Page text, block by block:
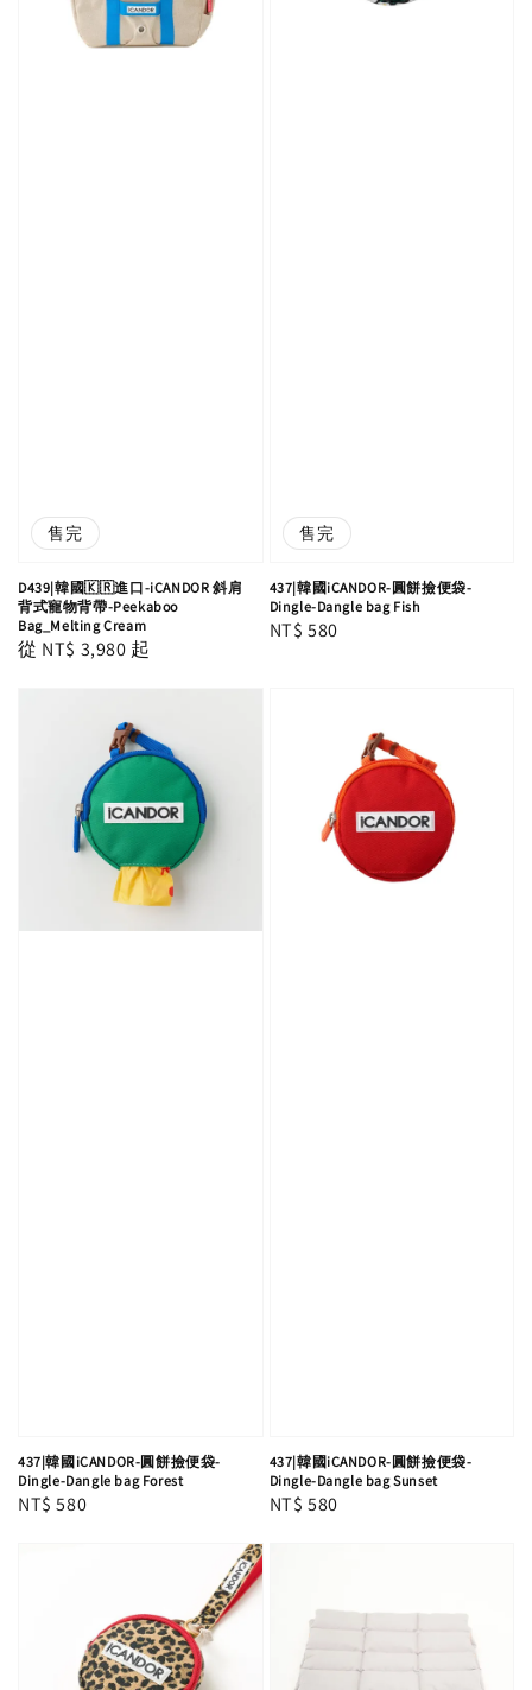
售完
D439|韓國🇰🇷進口-iCANDOR 斜肩
背式寵物背帶-Peekaboo
Bag_Melting Cream
Regular
從 NT$ 3,980 起
售完
437|韓國iCANDOR-圓餅撿便袋-
Dingle-Dangle bag Fish
Regular
NT$ 580
437|韓國iCANDOR-圓餅撿便袋-
Dingle-Dangle bag Forest
Regular
NT$ 580
437|韓國iCANDOR-圓餅撿便袋-
Dingle-Dangle bag Sunset
Regular
NT$ 580